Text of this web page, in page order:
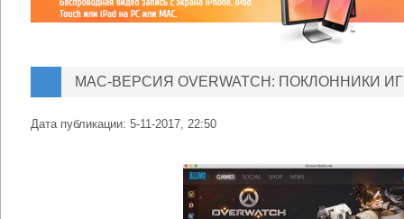
MAC-ВЕРСИЯ OVERWATCH: ПОКЛОННИКИ
Дата публикации: 5-11-2017, 22:50